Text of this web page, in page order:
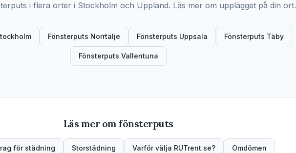
i flera orter i Stockholm och Uppland. Läs mer om upplägget på din ort.
Fönsterputs Norrtälje Fönsterputs Uppsala Fönsterputs Täby
Fönsterputs Vallentuna
Läs mer om fönsterputs
för städning Storstädning Varför välja RUTrent.se? Omdömen